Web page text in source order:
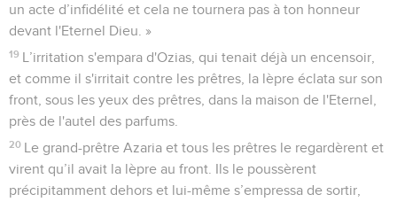
un acte d’infidélité et cela ne tournera pas à ton honneur
devant l'Eternel Dieu. »
19 L’irritation s'empara d'Ozias, qui tenait déjà un encensoir,
et comme il s'irritait contre les prêtres, la lèpre éclata sur son
front, sous les yeux des prêtres, dans la maison de l'Eternel,
près de l'autel des parfums.
20 Le grand-prêtre Azaria et tous les prêtres le regardèrent et
virent qu’il avait la lèpre au front. Ils le poussèrent
précipitamment dehors et lui-même s’empressa de sortir,